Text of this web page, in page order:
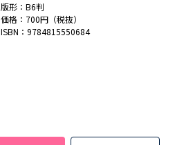
版形：B6判
価格：700円（税抜）
ISBN：9784815550684